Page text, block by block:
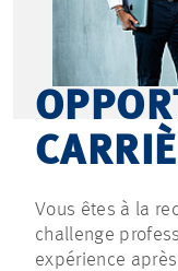
Vous êtes à la
challenge
expérience